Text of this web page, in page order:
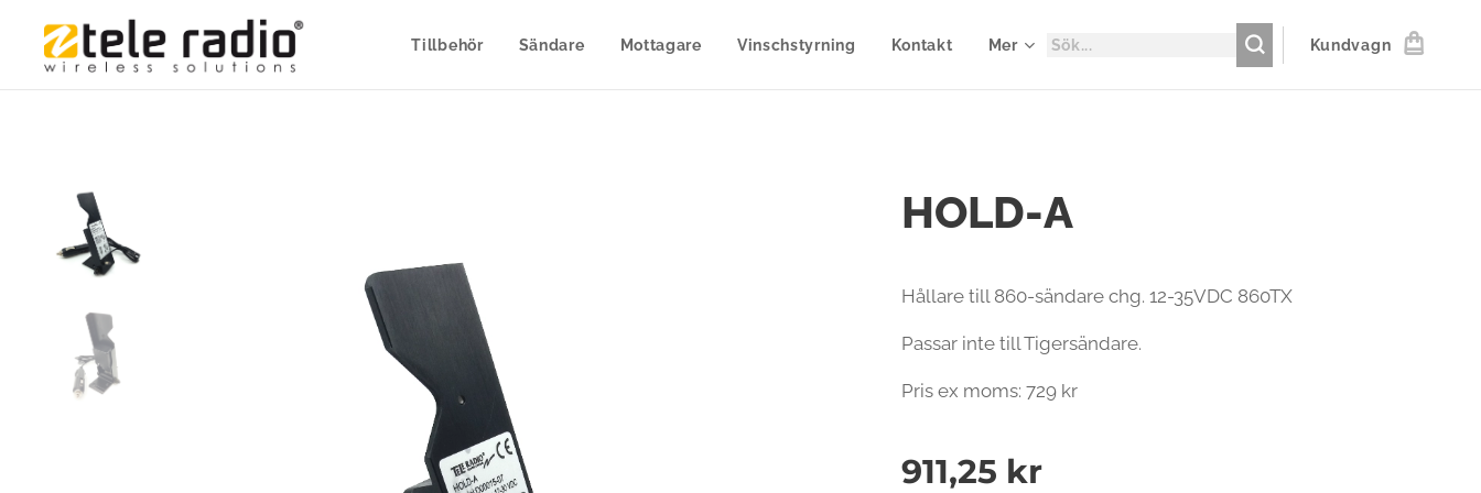
Tillbehör Sändare Mottagare Vinschstyrning Kontakt Mer Kundvagn
HOLD-A
Hållare till 860-sändare chg. 12-35VDC 860TX
Passar inte till Tigersändare.
Pris ex moms: 729 kr
911,25 kr